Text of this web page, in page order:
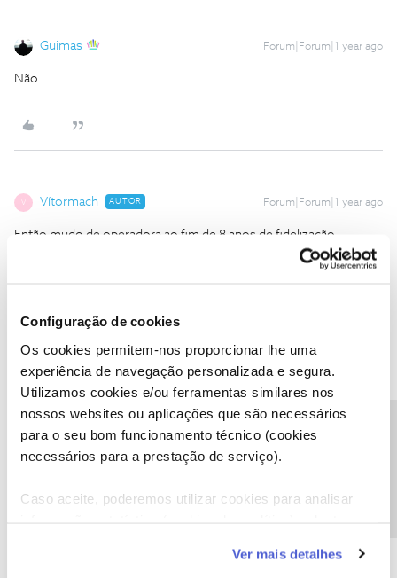
Configuração de cookies
Os cookies permitem-nos proporcionar lhe uma
experiência de navegação personalizada e segura.
Utilizamos cookies e/ou ferramentas similares nos
nossos websites ou aplicações que são necessários
para o seu bom funcionamento técnico (cookies
necessários para a prestação de serviço).
Caso aceite, poderemos utilizar cookies para analisar
funcionalidades (cookies de personalização e
Ver mais detalhes
Guimas Forum|Forum|1 year ago
Não.
V Vítormach AUTOR Forum|Forum|1 year ago
Então mudo de operadora ao fim de 8 anos de fidelização
Mário P.
@Vítormach, bom dia.
De momento, conforme indicado a box que pretende apenas se
encontra disponível, em regime de aluguer, para novas adesões.
Em alternativa, pode comprá-la na Loja Online.
NOS.